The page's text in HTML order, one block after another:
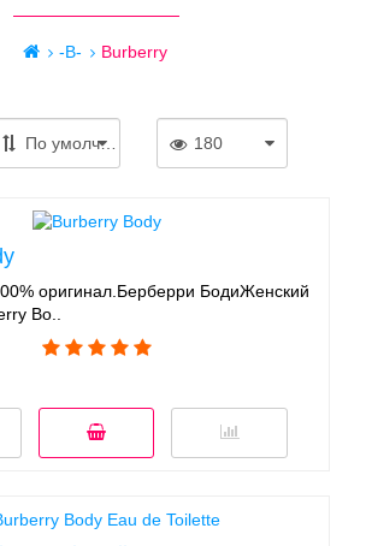
-B- Burberry
По умолчанию 180
оригинал.Берберри БодиЖенский
Bo..